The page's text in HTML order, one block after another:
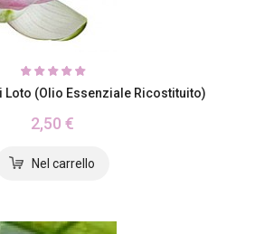
Loto (olio Essenziale Ricostituito)
2,50 €